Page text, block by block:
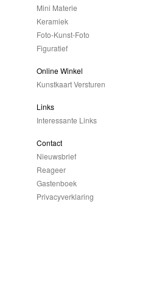
Mini Materie
Keramiek
Foto-Kunst-Foto
Figuratief
Online Winkel
Kunstkaart Versturen
Links
Interessante Links
Contact
Nieuwsbrief
Reageer
Gastenboek
Privacyverklaring